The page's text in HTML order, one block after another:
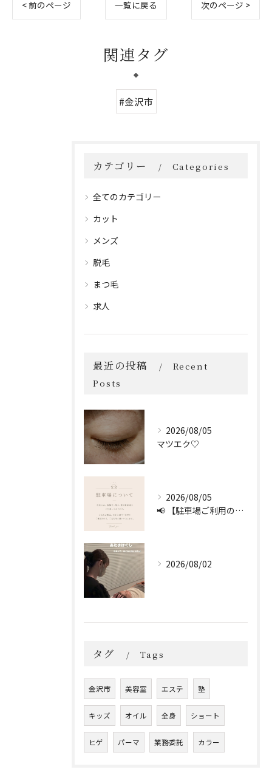
< 前のページ 一覧に戻る 次のページ >
関連タグ
#金沢市
カテゴリー Categories
全てのカテゴリー
カット
メンズ
脱毛
まつ毛
求人
最近の投稿
Recent
Posts
2026/08/05
マツエク♡
2026/08/05
📢 【駐車場ご利用のお願い】 🚗
2026/08/02
タグ Tags
金沢市 美容室 エステ 塾
キッズ オイル 全身 ショート
ヒゲ パーマ 業務委託 カラー